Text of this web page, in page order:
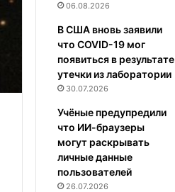
06.08.2026
В США вновь заявили
что COVID-19 мог
появиться в результате
утечки из лаборатории
30.07.2026
Учёные предупредили
что ИИ-браузеры
могут раскрывать
личные данные
пользователей
26.07.2026